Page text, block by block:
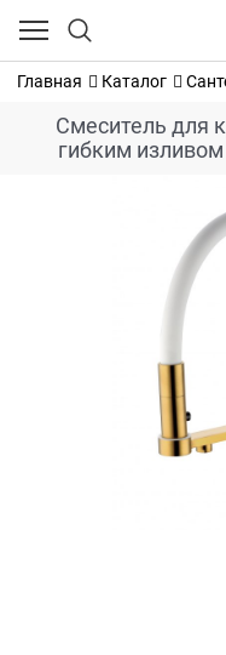
Главная Каталог
Смеситель для
гибким